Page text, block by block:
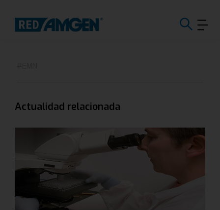
Actualidad relacionada